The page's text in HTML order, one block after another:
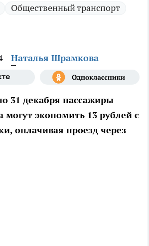
Общественный транспорт
Наталья Шрамкова
31 декабря пассажиры
могут экономить 13 рублей с
оплачивая проезд через